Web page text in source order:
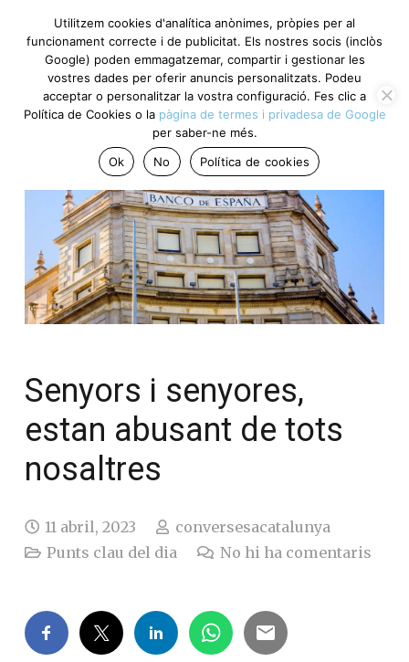
Senyors i senyores,
estan abusant de tots
nosaltres
11 abril, 2023
conversesacatalunya
Punts clau del dia
No hi ha comentaris
Utilitzem cookies d'analítica anònimes, pròpies per al
funcionament correcte i de publicitat. Els nostres socis (inclòs
Google) poden emmagatzemar, compartir i gestionar les
vostres dades per oferir anuncis personalitzats. Podeu
acceptar o personalitzar la vostra configuració. Fes clic a
Política de Cookies o la pàgina de termes i privadesa de Google
per saber-ne més.
Ok
No Política de cookies